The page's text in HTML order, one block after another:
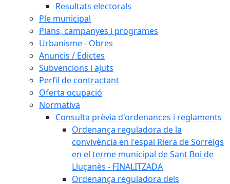
Resultats electorals
Ple municipal
Plans, campanyes i programes
Urbanisme - Obres
Anuncis / Edictes
Subvencions i ajuts
Perfil de contractant
Oferta ocupació
Normativa
Consulta prèvia d'ordenances i reglaments
Ordenança reguladora de la
convivència en l'espai Riera de Sorreigs
en el terme municipal de Sant Boi de
Lluçanès - FINALITZADA
Ordenança reguladora dels